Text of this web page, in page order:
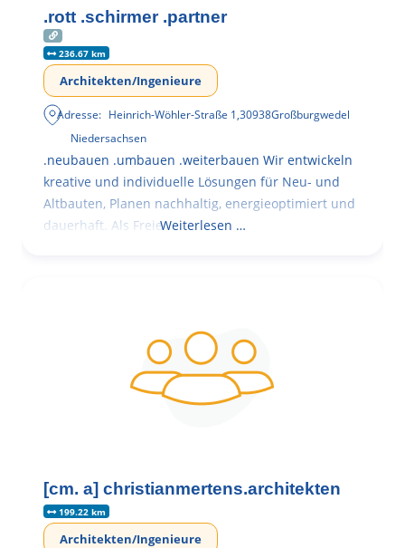
.rott .schirmer .partner
236.67 km
Architekten/Ingenieure
Adresse: Heinrich-Wöhler-Straße 1,30938Großburgwedel
Niedersachsen
.neubauen .umbauen .weiterbauen Wir entwickeln
kreative und individuelle Lösungen für Neu- und
Altbauten, Planen nachhaltig, energieoptimiert und
dauerhaft. Als FreieWeiterlesen …
[cm. a] christianmertens.architekten
199.22 km
Architekten/Ingenieure